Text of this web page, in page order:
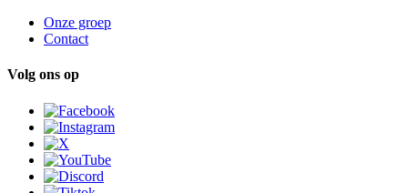
Onze groep
Contact
Volg ons op